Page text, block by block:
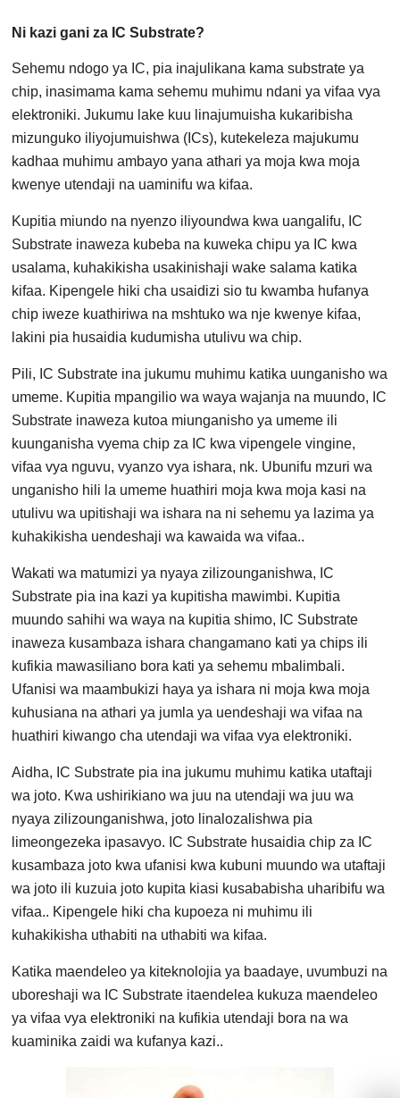
Ni kazi gani za IC Substrate?
Sehemu ndogo ya IC, pia inajulikana kama substrate ya
chip, inasimama kama sehemu muhimu ndani ya vifaa vya
elektroniki. Jukumu lake kuu linajumuisha kukaribisha
mizunguko iliyojumuishwa (ICs), kutekeleza majukumu
kadhaa muhimu ambayo yana athari ya moja kwa moja
kwenye utendaji na uaminifu wa kifaa.
Kupitia miundo na nyenzo iliyoundwa kwa uangalifu, IC
Substrate inaweza kubeba na kuweka chipu ya IC kwa
usalama, kuhakikisha usakinishaji wake salama katika
kifaa. Kipengele hiki cha usaidizi sio tu kwamba hufanya
chip iweze kuathiriwa na mshtuko wa nje kwenye kifaa,
lakini pia husaidia kudumisha utulivu wa chip.
Pili, IC Substrate ina jukumu muhimu katika uunganisho wa
umeme. Kupitia mpangilio wa waya wajanja na muundo, IC
Substrate inaweza kutoa miunganisho ya umeme ili
kuunganisha vyema chip za IC kwa vipengele vingine,
vifaa vya nguvu, vyanzo vya ishara, nk. Ubunifu mzuri wa
unganisho hili la umeme huathiri moja kwa moja kasi na
utulivu wa upitishaji wa ishara na ni sehemu ya lazima ya
kuhakikisha uendeshaji wa kawaida wa vifaa..
Wakati wa matumizi ya nyaya zilizounganishwa, IC
Substrate pia ina kazi ya kupitisha mawimbi. Kupitia
muundo sahihi wa waya na kupitia shimo, IC Substrate
inaweza kusambaza ishara changamano kati ya chips ili
kufikia mawasiliano bora kati ya sehemu mbalimbali.
Ufanisi wa maambukizi haya ya ishara ni moja kwa moja
kuhusiana na athari ya jumla ya uendeshaji wa vifaa na
huathiri kiwango cha utendaji wa vifaa vya elektroniki.
Aidha, IC Substrate pia ina jukumu muhimu katika utaftaji
wa joto. Kwa ushirikiano wa juu na utendaji wa juu wa
nyaya zilizounganishwa, joto linalozalishwa pia
limeongezeka ipasavyo. IC Substrate husaidia chip za IC
kusambaza joto kwa ufanisi kwa kubuni muundo wa utaftaji
wa joto ili kuzuia joto kupita kiasi kusababisha uharibifu wa
vifaa.. Kipengele hiki cha kupoeza ni muhimu ili
kuhakikisha uthabiti na uthabiti wa kifaa.
Katika maendeleo ya kiteknolojia ya baadaye, uvumbuzi na
uboreshaji wa IC Substrate itaendelea kukuza maendeleo
ya vifaa vya elektroniki na kufikia utendaji bora na wa
kuaminika zaidi wa kufanya kazi..